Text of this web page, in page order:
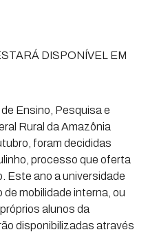
DISPONÍVEL EM
Ensino, Pesquisa e
Rural da Amazônia
foram decididas
processo que oferta
Este ano a universidade
mobilidade interna, ou
alunos da
disponibilizadas através